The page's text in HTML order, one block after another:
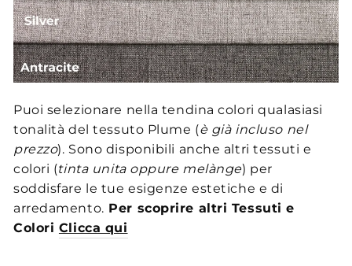
Puoi selezionare nella tendina colori qualasiasi
tonalità del tessuto Plume (è già incluso nel
prezzo). Sono disponibili anche altri tessuti e
colori (tinta unita oppure melànge) per
soddisfare le tue esigenze estetiche e di
arredamento. Per scoprire altri Tessuti e
Colori Clicca qui